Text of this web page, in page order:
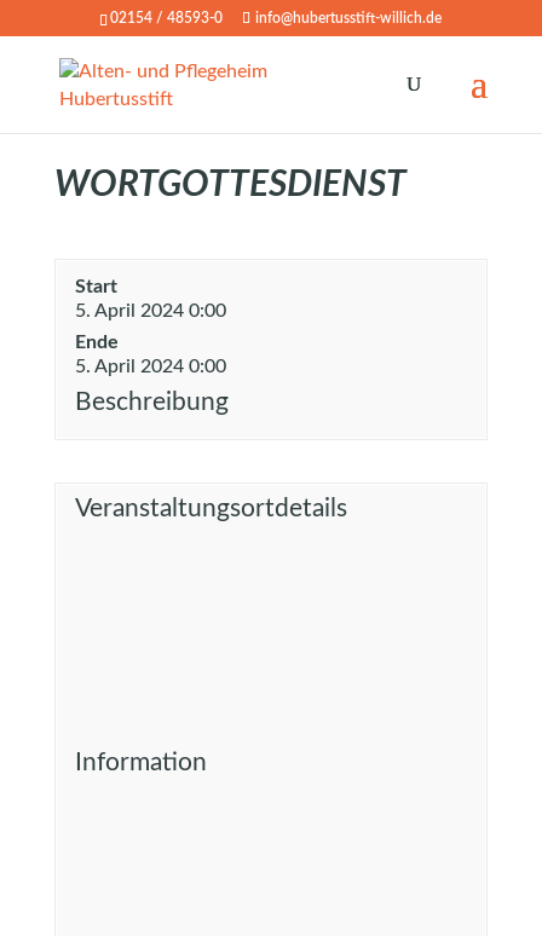
02154 / 48593-0 info@hubertusstift-willich.de
WORTGOTTESDIENST
Start
5. April 2024 0:00
Ende
5. April 2024 0:00
Beschreibung
Veranstaltungsortdetails
Information